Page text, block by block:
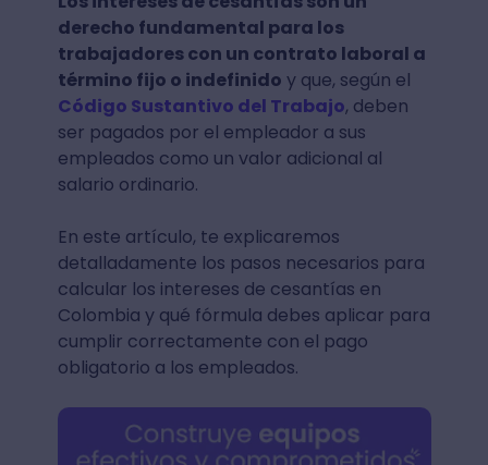
derecho fundamental para los
trabajadores con un contrato laboral a
término fijo o indefinido y que, según el
Código Sustantivo del Trabajo, deben
ser pagados por el empleador a sus
empleados como un valor adicional al
salario ordinario.
En este artículo, te explicaremos
detalladamente los pasos necesarios para
calcular los intereses de cesantías en
Colombia y qué fórmula debes aplicar para
cumplir correctamente con el pago
obligatorio a los empleados.